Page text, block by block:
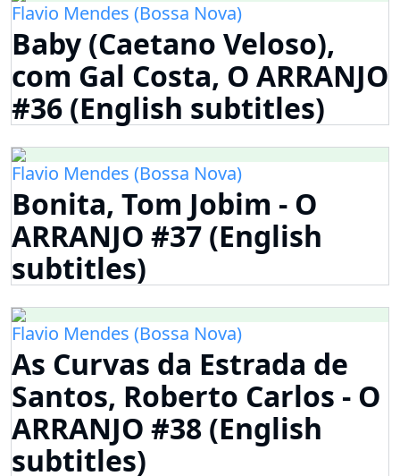
Flavio Mendes (Bossa Nova)
Baby (Caetano Veloso),
com Gal Costa, O ARRANJO
#36 (English subtitles)
Flavio Mendes (Bossa Nova)
Bonita, Tom Jobim - O
ARRANJO #37 (English
subtitles)
Flavio Mendes (Bossa Nova)
As Curvas da Estrada de
Santos, Roberto Carlos - O
ARRANJO #38 (English
subtitles)